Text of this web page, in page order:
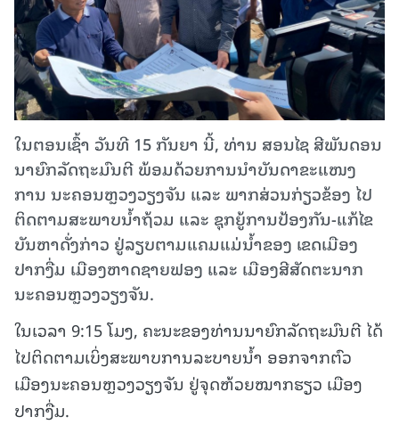
ໃນຕອນເຊົ້າ ວັນທີ 15 ກັນຍາ ນີ້, ທ່ານ ສອນໄຊ ສີພັນດອນ
ນາຍົກລັດຖະມົນຕີ ພ້ອມດ້ວຍການນຳບັນດາຂະແໜງ
ການ ນະຄອນຫຼວງວຽງຈັນ ແລະ ພາກສ່ວນກ່ຽວຂ້ອງ ໄປ
ຕິດຕາມສະພາບນໍ້າຖ້ວມ ແລະ ຊຸກຍູ້ການປ້ອງກັນ-ແກ້ໄຂ
ບັນຫາດັ່ງກ່າວ ຢູ່ລຽບຕາມແຄມແມ່ນໍ້າຂອງ ເຂດເມືອງ
ປາກງື່ມ ເມືອງຫາດຊາຍຟອງ ແລະ ເມືອງສີສັດຕະນາກ
ນະຄອນຫຼວງວຽງຈັນ.
ໃນເວລາ 9:15 ໂມງ, ຄະນະຂອງທ່ານນາຍົກລັດຖະມົນຕີ ໄດ້
ໄປຕິດຕາມເບິ່ງສະພາບການລະບາຍນໍ້າ ອອກຈາກຕົວ
ເມືອງນະຄອນຫຼວງວຽງຈັນ ຢູ່ຈຸດຫ້ວຍໝາກຮຽວ ເມືອງ
ປາກງື່ມ.